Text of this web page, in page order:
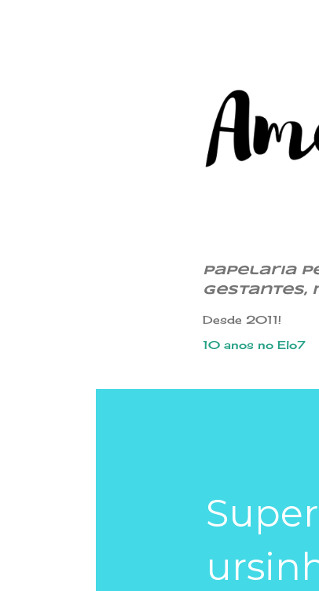
Papelaria
gestantes,
Desde 2011!
10 anos no Elo7